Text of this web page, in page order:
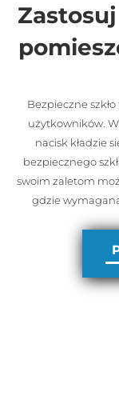
Bezpieczne
użytkowników.
nacisk kładzie
bezpiecznego
swoim zaletom
gdzie